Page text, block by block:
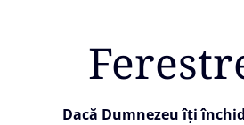
Dacă Dumnezeu îți